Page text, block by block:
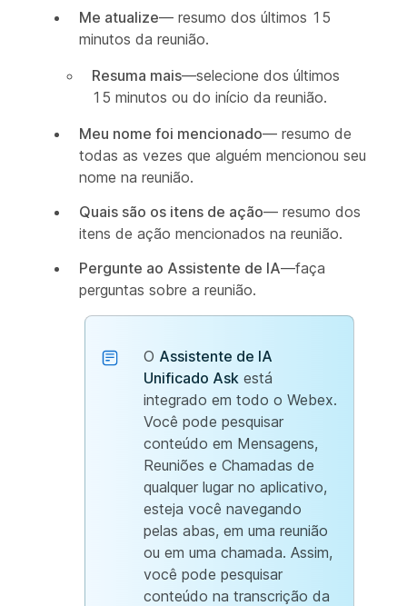
Me atualize— resumo dos últimos 15
minutos da reunião.
Resuma mais—selecione dos últimos
15 minutos ou do início da reunião.
Meu nome foi mencionado— resumo de
todas as vezes que alguém mencionou seu
nome na reunião.
Quais são os itens de ação— resumo dos
itens de ação mencionados na reunião.
Pergunte ao Assistente de IA—faça
perguntas sobre a reunião.
O Assistente de IA
Unificado Ask está
integrado em todo o Webex.
Você pode pesquisar
conteúdo em Mensagens,
Reuniões e Chamadas de
qualquer lugar no aplicativo,
esteja você navegando
pelas abas, em uma reunião
ou em uma chamada. Assim,
você pode pesquisar
conteúdo na transcrição da